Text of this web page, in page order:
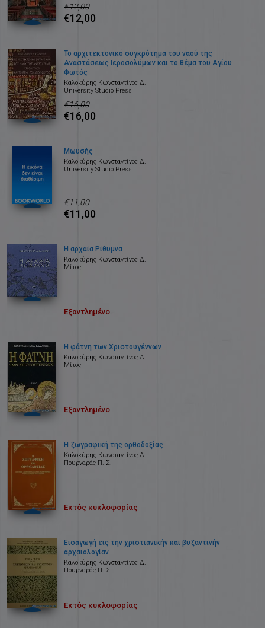
€12,00
€12,00
Το αρχιτεκτονικό συγκρότημα του ναού της
Αναστάσεως Ιεροσολύμων και το θέμα του Αγίου
Φωτός
Καλοκύρης Κωνσταντίνος Δ.
University Studio Press
€16,00
€16,00
Μωυσής
Καλοκύρης Κωνσταντίνος Δ.
University Studio Press
€11,00
€11,00
Η αρχαία Ρίθυμνα
Καλοκύρης Κωνσταντίνος Δ.
Μίτος
Εξαντλημένο
Η φάτνη των Χριστουγέννων
Καλοκύρης Κωνσταντίνος Δ.
Μίτος
Εξαντλημένο
Η ζωγραφική της ορθοδοξίας
Καλοκύρης Κωνσταντίνος Δ.
Πουρναράς Π. Σ.
Εκτός κυκλοφορίας
Εισαγωγή εις την χριστιανικήν και βυζαντινήν
αρχαιολογίαν
Καλοκύρης Κωνσταντίνος Δ.
Πουρναράς Π. Σ.
Εκτός κυκλοφορίας